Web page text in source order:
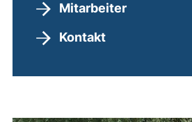
Mitarbeiter
Kontakt